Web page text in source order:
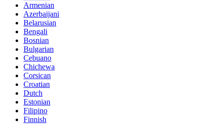
Armenian
Azerbaijani
Belarusian
Bengali
Bosnian
Bulgarian
Cebuano
Chichewa
Corsican
Croatian
Dutch
Estonian
Filipino
Finnish